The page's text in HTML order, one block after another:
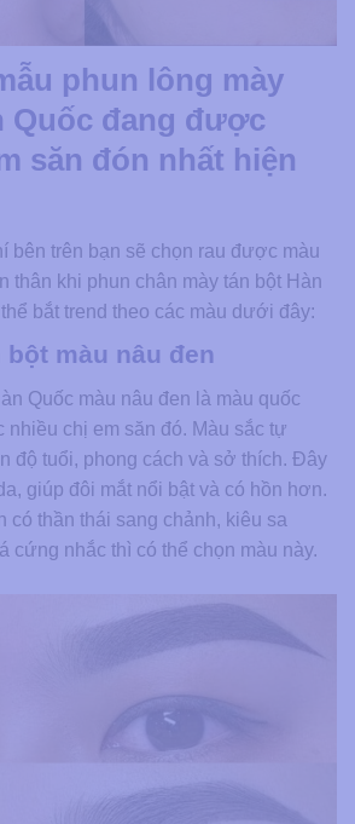
phun lông mày
Quốc đang được
săn đón nhất hiện
bên trên bạn sẽ chọn rau được màu
thân khi phun chân mày tán bột Hàn
bắt trend theo các màu dưới đây:
màu nâu đen
Quốc màu nâu đen là màu quốc
chị em săn đó. Màu sắc tự
độ tuổi, phong cách và sở thích. Đây
giúp đôi mắt nổi bật và có hồn hơn.
có thần thái sang chảnh, kiêu sa
cứng nhắc thì có thể chọn màu này.